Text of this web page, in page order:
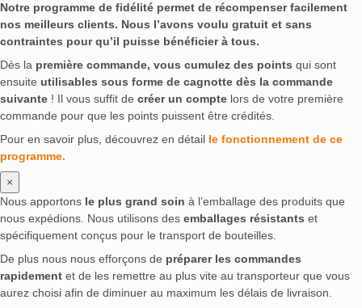
Notre programme de fidélité permet de récompenser facilement
nos meilleurs clients. Nous l’avons voulu gratuit et sans
contraintes pour qu’il puisse bénéficier à tous.
Dès la première commande, vous cumulez des points qui sont
ensuite utilisables sous forme de cagnotte dès la commande
suivante ! Il vous suffit de créer un compte lors de votre première
commande pour que les points puissent être crédités.
Pour en savoir plus, découvrez en détail le fonctionnement de ce
programme.
×
Nous apportons le plus grand soin à l’emballage des produits que
nous expédions. Nous utilisons des emballages résistants et
spécifiquement conçus pour le transport de bouteilles.
De plus nous nous efforçons de préparer les commandes
rapidement et de les remettre au plus vite au transporteur que vous
aurez choisi afin de diminuer au maximum les délais de livraison.